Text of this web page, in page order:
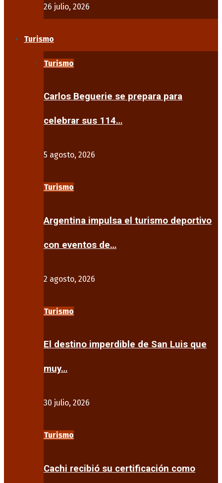
26 julio, 2026
Turismo
Turismo
Carlos Beguerie se prepara para
celebrar sus 114…
5 agosto, 2026
Turismo
Argentina impulsa el turismo deportivo
con eventos de…
2 agosto, 2026
Turismo
El destino imperdible de San Luis que
muy…
30 julio, 2026
Turismo
Cachi recibió su certificación como